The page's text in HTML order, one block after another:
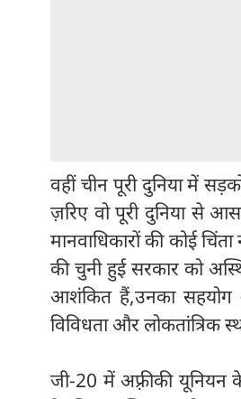
वहीं चीन पूरी दुनिया में
ज़रिए वो पूरी दुनिया से
मानवाधिकारों की कोई
की चुनी हुई सरकार को
आशंकित हैं,उनका सहयोग
विविधता और लोकतांत्रिक
जी-20 में अफ़्रीकी यूनियन